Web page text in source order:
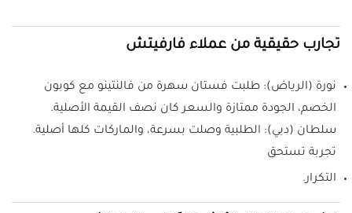
تجارب حقيقية من عملاء فارفيتش
نورة (الرياض): طلبت فستان سهرة من فالنتينو مع كوبون
الخصم، الجودة ممتازة والسعر كان نصف القيمة الأصلية.
سلطان (دبي): الطلبية وصلت بسرعة، والماركات كلها أصلية.
تجربة تستحق
التكرار.